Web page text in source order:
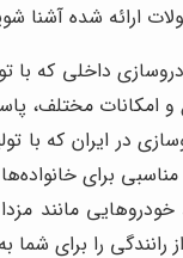
ارائه شده آشنا
و امکانات مختلف،
در ایران که با
برای
را برای شما